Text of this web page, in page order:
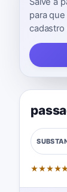
para
cadastro
★★★★